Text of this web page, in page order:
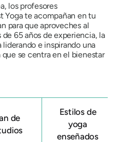
los profesores
Yoga te acompañan en tu
para que aproveches al
65 años de experiencia, la
e inspirando una
se centra en el bienestar
de
Estilos de
yoga
enseñados